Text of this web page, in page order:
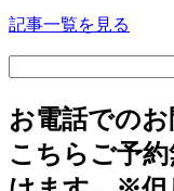
記事一覧を見る
お電話でのお
こちらご予